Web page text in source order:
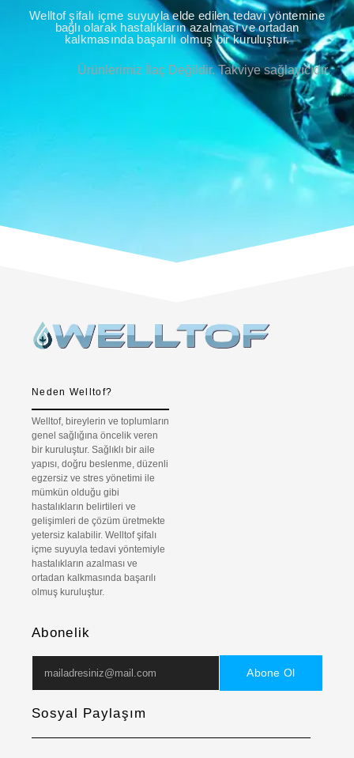
Welltof şifalı içme suyuyla elde edilen tedavi yöntemine
bağlı olarak hastalıkların azalması ve ortadan
kalkmasında başarılı olmuş bir kuruluştur.
Ürünlerimiz İlaç Değildir. Takviye sağlayıcıdır.
Neden Welltof?
Welltof, bireylerin ve toplumların
genel sağlığına öncelik veren
bir kuruluştur. Sağlıklı bir aile
yapısı, doğru beslenme, düzenli
egzersiz ve stres yönetimi ile
mümkün olduğu gibi
hastalıkların belirtileri ve
gelişimleri de çözüm üretmekte
yetersiz kalabilir. Welltof şifalı
içme suyuyla tedavi yöntemiyle
hastalıkların azalması ve
ortadan kalkmasında başarılı
olmuş kuruluştur.
Abonelik
Abone Ol
Sosyal Paylaşım